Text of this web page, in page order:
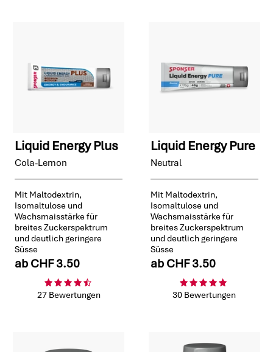
Liquid Energy Plus
Cola-Lemon
Mit Maltodextrin,
Isomaltulose und
Wachsmaisstärke für
breites Zuckerspektrum
und deutlich geringere
Süsse
ab CHF 3.50
27 Bewertungen
Liquid Energy Pure
Neutral
Mit Maltodextrin,
Isomaltulose und
Wachsmaisstärke für
breites Zuckerspektrum
und deutlich geringere
Süsse
ab CHF 3.50
30 Bewertungen